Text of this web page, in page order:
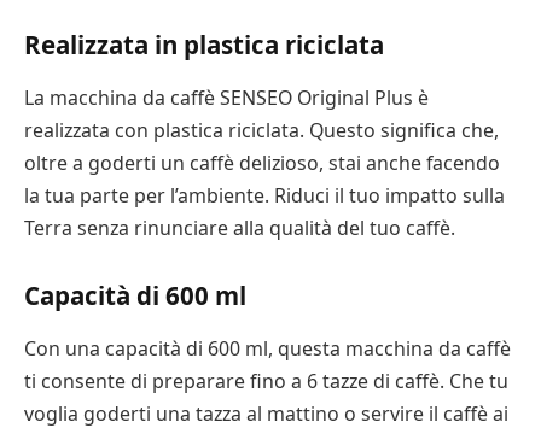
Realizzata in plastica riciclata
La macchina da caffè SENSEO Original Plus è
realizzata con plastica riciclata. Questo significa che,
oltre a goderti un caffè delizioso, stai anche facendo
la tua parte per l’ambiente. Riduci il tuo impatto sulla
Terra senza rinunciare alla qualità del tuo caffè.
Capacità di 600 ml
Con una capacità di 600 ml, questa macchina da caffè
ti consente di preparare fino a 6 tazze di caffè. Che tu
voglia goderti una tazza al mattino o servire il caffè ai